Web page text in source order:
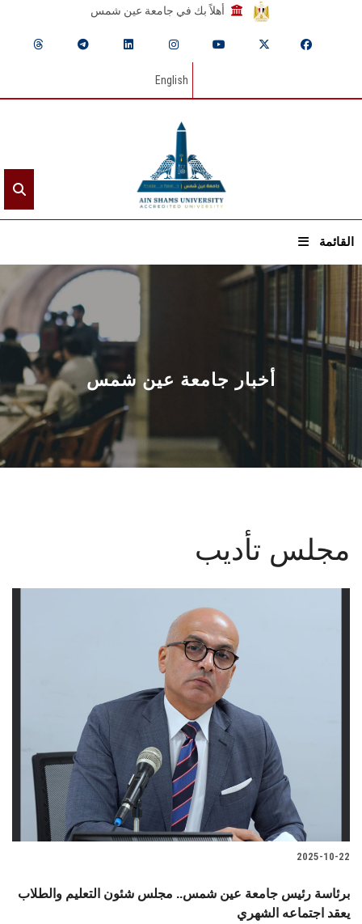
أهلاً بك في جامعة عين شمس
English
القائمة
الرئيسيـة
عن الجامعة
القطاعـات
الشئون الأكاديمية
البحث العلمي
هيئة التدريس
الدراسات العليا
أخبار جامعة عين شمس
مجلس تأديب
2025-10-22
برئاسة رئيس جامعة عين شمس.. مجلس شئون التعليم والطلاب
يعقد اجتماعه الشهري